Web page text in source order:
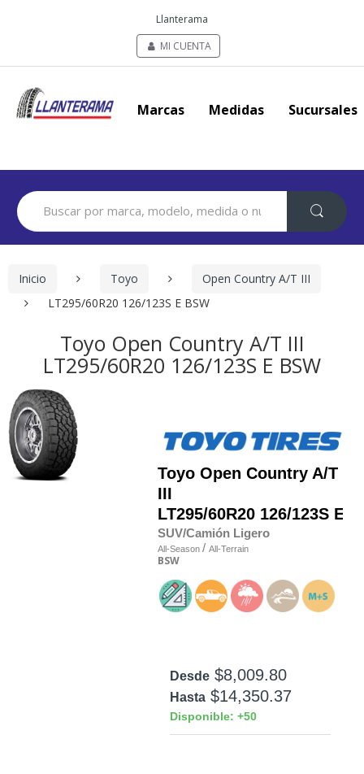
Llanterama
MI CUENTA
Marcas Medidas Sucursales
Search
for:
Inicio Toyo
Open Country A/T III
LT295/60R20 126/123S E BSW
Toyo Open Country A/T III
LT295/60R20 126/123S E BSW
Toyo Open Country A/T
III
LT295/60R20 126/123S E
SUV/Camión Ligero
All-Season / All-Terrain
BSW
Desde $8,009.80
Hasta $14,350.37
Disponible: +50